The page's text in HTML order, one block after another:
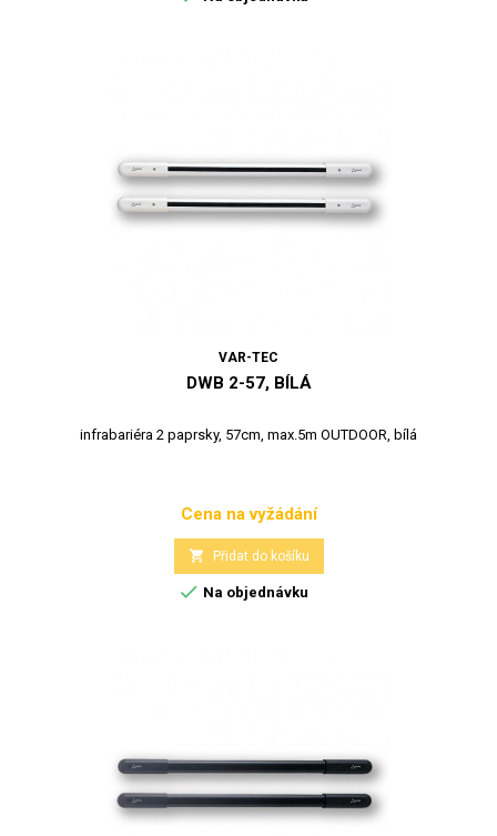
VAR-TEC
DWB 2-57, BÍLÁ
infrabariéra 2 paprsky, 57cm, max.5m OUTDOOR, bílá
Cena
Cena na vyžádání
 Přidat do košíku
 Na objednávku